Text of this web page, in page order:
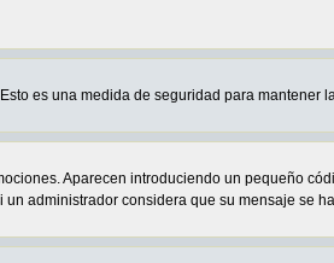
es una medida de seguridad para
Aparecen introduciendo un pequeño
administrador considera que su mensaje se